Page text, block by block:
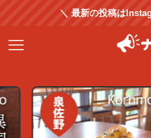
＼ 最新の投稿は